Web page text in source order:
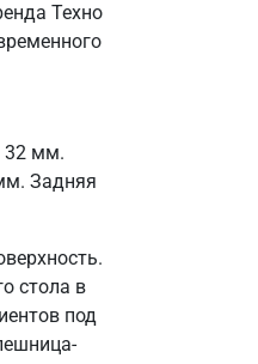
Техно
32 мм.
Задняя
стола в
под